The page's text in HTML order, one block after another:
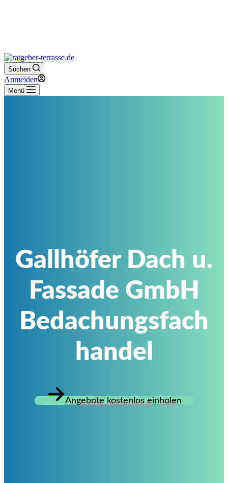
Suchen
Anmelden
Menü
Gallhöfer Dach u.
Fassade GmbH
Bedachungsfach
handel
Angebote kostenlos einholen